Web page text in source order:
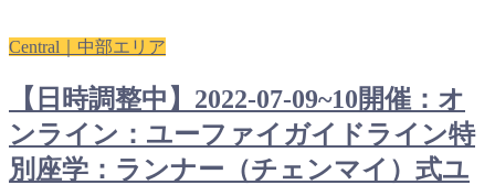
Central｜中部エリア
【日時調整中】2022-07-09~10開催：オ
ンライン：ユーファイガイドライン特
別座学：ランナー（チェンマイ）式ユ